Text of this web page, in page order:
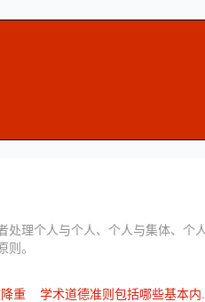
理个人与个人、个人与集体、
。
重 学术道德准则包括哪些基本内容